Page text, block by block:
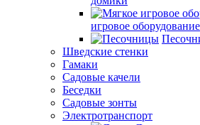
игровое оборудование
Шведские стенки
Гамаки
Садовые качели
Беседки
Садовые зонты
Электротранспорт